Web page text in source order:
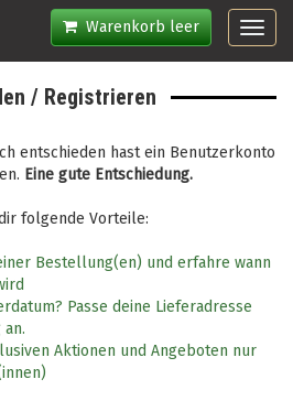
Warenkorb leer
/ Registrieren
entschieden hast ein Benutzerkonto
Eine gute Entschiedung.
folgende Vorteile:
Bestellung(en) und erfahre wann
Passe deine Lieferadresse
Aktionen und Angeboten nur